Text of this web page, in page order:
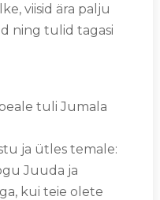
viisid ära palju
ning tulid tagasi
tuli Jumala
ja ütles temale:
Juuda ja
kui teie olete